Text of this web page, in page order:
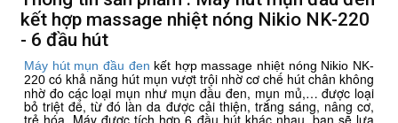
kết hợp massage nhiệt nóng Nikio NK-220
- 6 đầu hút
Máy hút mụn đầu đen kết hợp massage nhiệt nóng Nikio NK-
220 có khả năng hút mụn vượt trội nhờ cơ chế hút chân không
nhờ đo các loại mụn như mụn đầu đen, mụn mủ,… được loại
bỏ triệt để, từ đó làn da được cải thiện, trắng sáng, nâng cơ,